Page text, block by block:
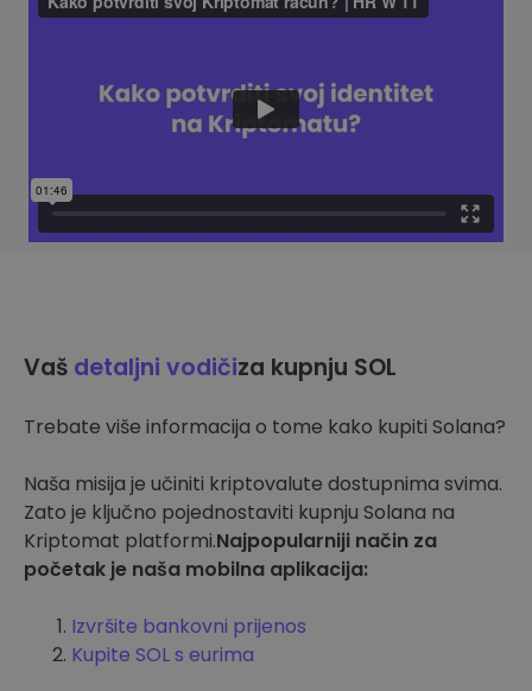
Vaš detaljni vodičiza kupnju SOL
Trebate više informacija o tome kako kupiti Solana?
Naša misija je učiniti kriptovalute dostupnima svima.
Zato je ključno pojednostaviti kupnju Solana na
Kriptomat platformi.Najpopularniji način za
početak je naša mobilna aplikacija:
Izvršite bankovni prijenos
Kupite SOL s eurima